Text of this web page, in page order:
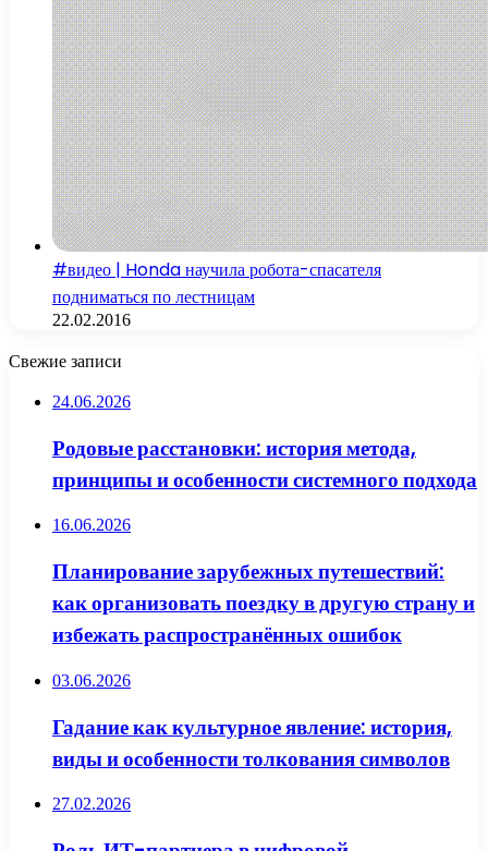
#видео | Honda научила робота-спасателя
подниматься по лестницам
22.02.2016
Свежие записи
24.06.2026
Родовые расстановки: история метода,
принципы и особенности системного подхода
16.06.2026
Планирование зарубежных путешествий:
как организовать поездку в другую страну и
избежать распространённых ошибок
03.06.2026
Гадание как культурное явление: история,
виды и особенности толкования символов
27.02.2026